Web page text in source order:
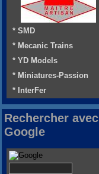
* SMD
* Mecanic Trains
* YD Models
* Miniatures-Passion
* InterFer
Rechercher avec
Google